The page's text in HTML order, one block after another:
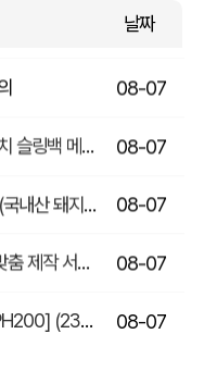
날짜
08-07
08-07
08-07
08-07
08-07
08-07